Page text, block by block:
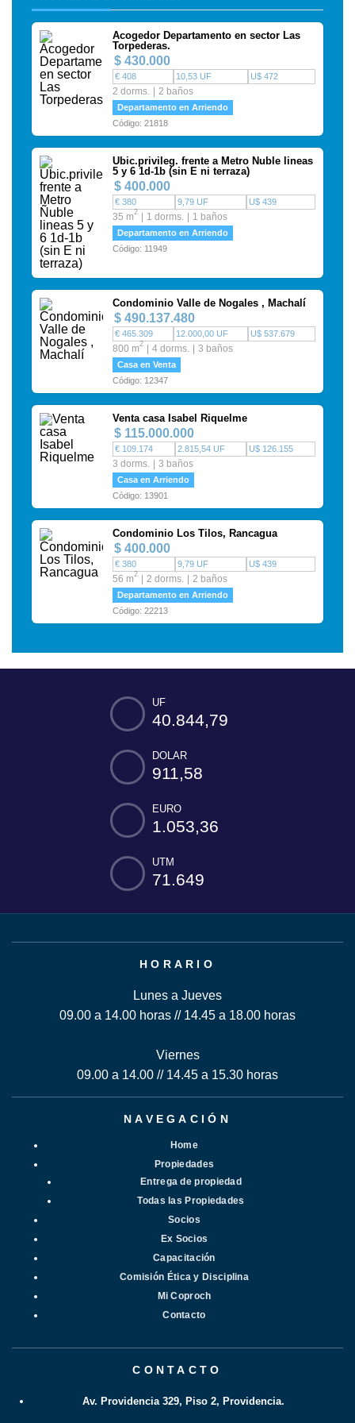
Acogedor Departamento en sector Las
Torpederas.
$ 430.000
€ 408 10,53 UF U$ 472
2 dorms. 2 baños
Departamento en Arriendo
Código: 21818
Ubic.privileg. frente a Metro Ñuble lineas
5 y 6 1d-1b (sin E ni terraza)
$ 400.000
€ 380 9,79 UF U$ 439
35 m2 1 dorms. 1 baños
Departamento en Arriendo
Código: 11949
Condominio Valle de Nogales , Machalí
$ 490.137.480
€ 465.309 12.000,00 UF U$ 537.679
800 m2 4 dorms. 3 baños
Casa en Venta
Código: 12347
Venta casa Isabel Riquelme
$ 115.000.000
€ 109.174 2.815,54 UF U$ 126.155
3 dorms. 3 baños
Casa en Arriendo
Código: 13901
Condominio Los Tilos, Rancagua
$ 400.000
€ 380 9,79 UF U$ 439
56 m2 2 dorms. 2 baños
Departamento en Arriendo
Código: 22213
UF
40.844,79
DOLAR
911,58
EURO
1.053,36
UTM
71.649
HORARIO
Lunes a Jueves
09.00 a 14.00 horas // 14.45 a 18.00 horas
Viernes
09.00 a 14.00 // 14.45 a 15.30 horas
NAVEGACIÓN
Home
Propiedades
Entrega de propiedad
Todas las Propiedades
Socios
Ex Socios
Capacitación
Comisión Ética y Disciplina
Mi Coproch
Contacto
CONTACTO
Av. Providencia 329, Piso 2, Providencia.